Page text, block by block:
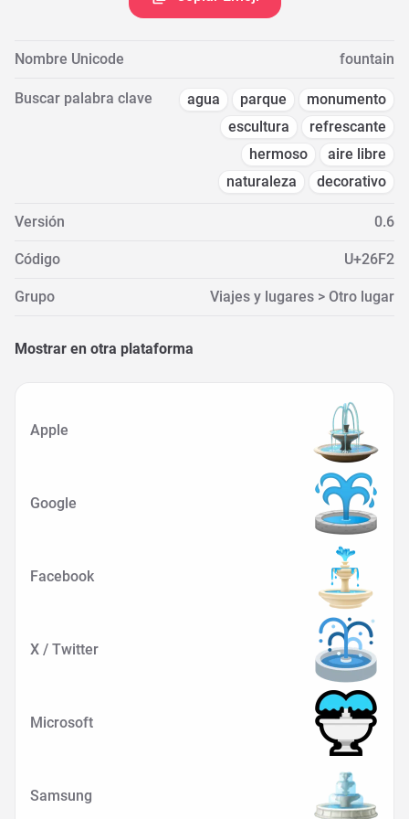
Nombre Unicode fountain
Buscar palabra clave agua parque
monumento
escultura
refrescante
hermoso
aire libre
naturaleza
decorativo
Versión 0.6
Código U+26F2
Grupo Viajes y lugares > Otro lugar
Mostrar en otra plataforma
Apple
Google
Facebook
X / Twitter
Microsoft
Samsung